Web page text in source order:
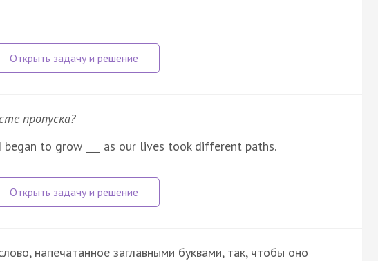
пропуска?
to grow ___ as our lives took different paths.
напечатанное заглавными буквами, так, чтобы оно